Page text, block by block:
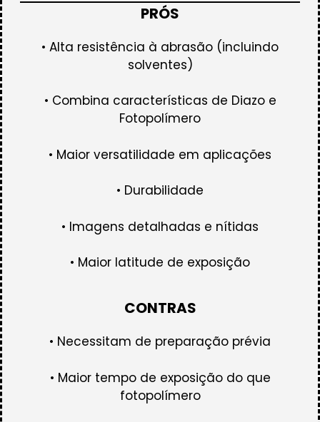
PRÓS
• Alta resistência à abrasão (incluindo
solventes)
• Combina características de Diazo e
Fotopolímero
• Maior versatilidade em aplicações
• Durabilidade
• Imagens detalhadas e nítidas
• Maior latitude de exposição
CONTRAS
• Necessitam de preparação prévia
• Maior tempo de exposição do que
fotopolímero